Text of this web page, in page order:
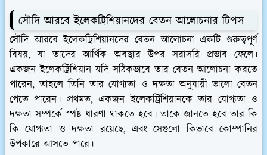
সৌদি আরবে ইলেকট্রিশিয়ানদের বেতন আলোচনার টিপস
সৌদি আরবে ইলেকট্রিশিয়ানদের বেতন আলোচনা একটি গুরুত্বপূর্ণ
বিষয়, যা তাদের আর্থিক অবস্থার উপর সরাসরি প্রভাব ফেলে।
একজন ইলেকট্রিশিয়ান যদি সঠিকভাবে তার বেতন আলোচনা করতে
পারেন, তাহলে তিনি তার যোগ্যতা ও দক্ষতা অনুযায়ী ভালো বেতন
পেতে পারেন। প্রথমত, একজন ইলেকট্রিশিয়ানকে তার যোগ্যতা ও
দক্ষতা সম্পর্কে স্পষ্ট ধারণা থাকতে হবে। তাকে জানতে হবে তার কি
কি যোগ্যতা ও দক্ষতা রয়েছে, এবং সেগুলো কিভাবে কোম্পানির
উপকারে আসতে পারে।